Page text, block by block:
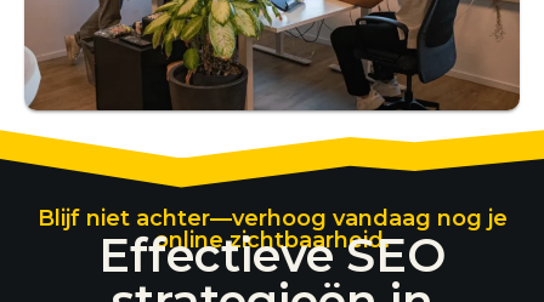
Blijf niet achter—verhoog vandaag nog je
online zichtbaarheid.
Effectieve SEO